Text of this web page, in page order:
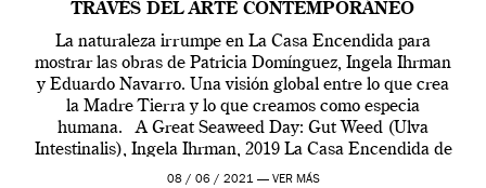
TRAVÉS DEL ARTE CONTEMPORÁNEO
La naturaleza irrumpe en La Casa Encendida para
mostrar las obras de Patricia Domínguez, Ingela Ihrman
y Eduardo Navarro. Una visión global entre lo que crea
la Madre Tierra y lo que creamos como especia
humana. A Great Seaweed Day: Gut Weed (Ulva
Intestinalis), Ingela Ihrman, 2019 La Casa Encendida de
Madrid y la Wellcome […]
08 / 06 / 2021 — VER MÁS